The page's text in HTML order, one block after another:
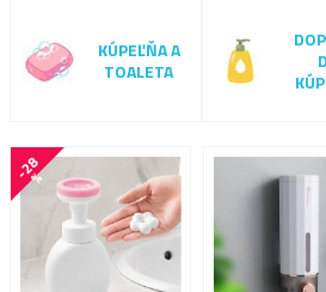
KÚPEĽŇA A
TOALETA
-
2
8
%